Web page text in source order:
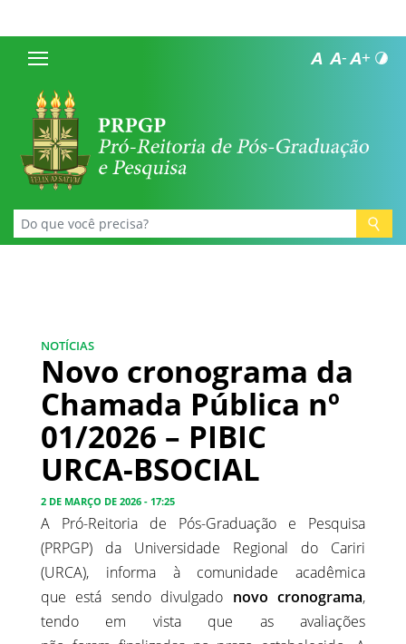
NOTÍCIAS
Novo cronograma da
Chamada Pública nº
01/2026 – PIBIC
URCA-BSOCIAL
2 DE MARÇO DE 2026 - 17:25
A Pró-Reitoria de Pós-Graduação e Pesquisa
(PRPGP) da Universidade Regional do Cariri
(URCA), informa à comunidade acadêmica
que está sendo divulgado novo cronograma,
tendo em vista que as avaliações